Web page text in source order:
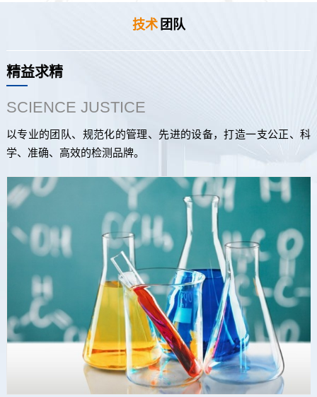
技术 团队
精益求精
SCIENCE JUSTICE
以专业的团队、规范化的管理、先进的设备，打造一支公正、科
学、准确、高效的检测品牌。